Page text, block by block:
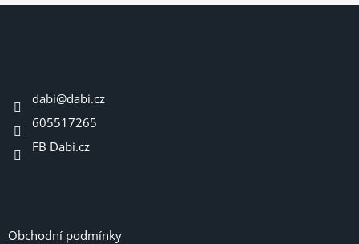
dabi@dabi.cz
605517265
FB Dabi.cz
Obchodní podmínky